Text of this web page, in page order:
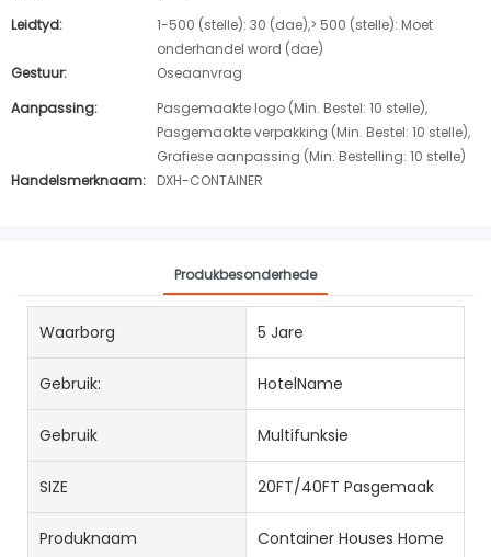
Leidtyd:
1-500 (stelle): 30 (dae),> 500 (stelle): Moet
onderhandel word (dae)
Gestuur:
Oseaanvrag
Aanpassing:
Pasgemaakte logo (Min. Bestel: 10 stelle),
Pasgemaakte verpakking (Min. Bestel: 10 stelle),
Grafiese aanpassing (Min. Bestelling: 10 stelle)
Handelsmerknaam:
DXH-CONTAINER
Produkbesonderhede
Waarborg 5 Jare
Gebruik: HotelName
Gebruik Multifunksie
SIZE 20FT/40FT Pasgemaak
Produknaam Container Houses Home